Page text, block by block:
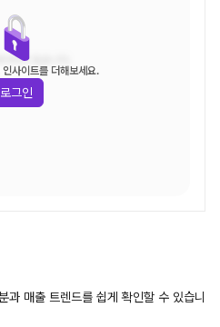
이터가 없습니다.
사이트를 더해보세요.
로그인
과 매출 트렌드를 쉽게 확인할 수 있습니